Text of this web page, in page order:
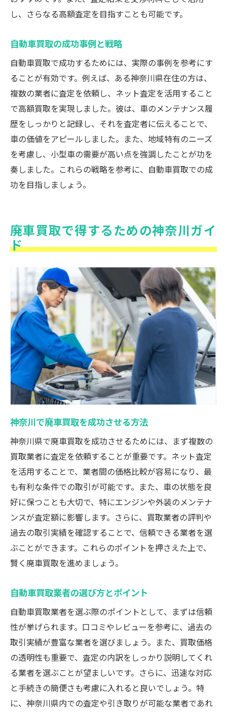
し、さらなる高額査定を目指すことも可能です。
自動車買取の成功事例と戦略
自動車買取で成功するためには、実際の事例を参考にす
ることが有効です。例えば、ある神奈川県在住の方は、
複数の業者に査定を依頼し、ネット査定を活用すること
で高額買取を実現しました。彼は、車のメンテナンス履
歴をしっかりと記録し、それを査定者に伝えることで、
車の価値をアピールしました。また、地域特有のニーズ
を考慮し、小型車の需要が高い点を強調したことが功を
奏しました。これらの戦略を参考に、自動車買取での成
功を目指しましょう。
廃車買取で得するための神奈川ガイ
ド
神奈川で廃車買取を成功させる方法
神奈川県で廃車買取を成功させるためには、まず複数の
買取業者に査定を依頼することが重要です。ネット査定
を活用することで、業者間の価格比較が容易になり、最
も有利な条件での取引が可能です。また、車の状態を良
好に保つことも大切で、特にエンジンや外装のメンテナ
ンスが査定額に影響します。さらに、買取業者の評判や
過去の取引実績を確認することで、信頼できる業者を選
ぶことができます。これらのポイントを押さえた上で、
賢く廃車買取を進めましょう。
自動車買取業者の選び方とポイント
自動車買取業者を選ぶ際のポイントとして、まずは信頼
性が挙げられます。口コミやレビューを参考に、過去の
取引実績が豊富な業者を選びましょう。また、買取価格
の透明性も重要で、査定の内訳をしっかり説明してくれ
る業者を選ぶことが望ましいです。さらに、迅速な対応
と手続きの簡便さも考慮に入れると良いでしょう。特
に、神奈川県内での査定や引き取りが可能な業者であれ